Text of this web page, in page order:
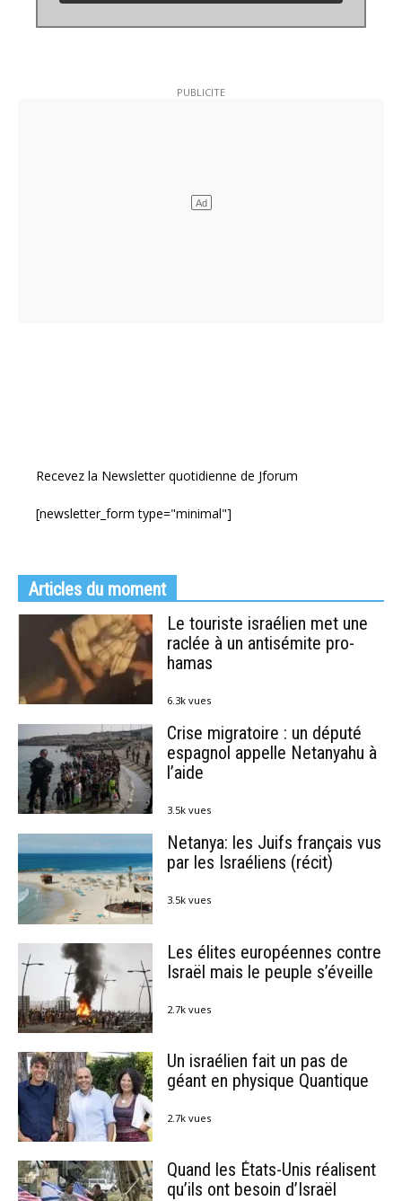
Recevez la Newsletter quotidienne de Jforum
[newsletter_form type="minimal"]
Articles du moment
Le touriste israélien met une
raclée à un antisémite pro-
hamas
6.3k vues
Crise migratoire : un député
espagnol appelle Netanyahu à
l’aide
3.5k vues
Netanya: les Juifs français vus
par les Israéliens (récit)
3.5k vues
Les élites européennes contre
Israël mais le peuple s’éveille
2.7k vues
Un israélien fait un pas de
géant en physique Quantique
2.7k vues
Quand les États-Unis réalisent
qu’ils ont besoin d’Israël